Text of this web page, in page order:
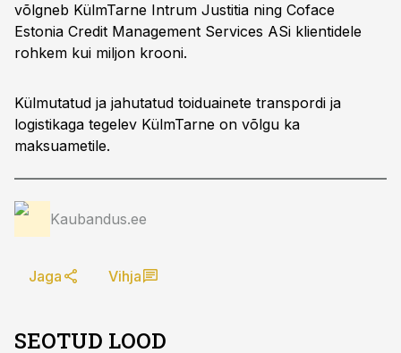
võlgneb KülmTarne Intrum Justitia ning Coface
Estonia Credit Management Services ASi klientidele
rohkem kui miljon krooni.
Külmutatud ja jahutatud toiduainete transpordi ja
logistikaga tegelev KülmTarne on võlgu ka
maksuametile.
Kaubandus.ee
Jaga Vihja
SEOTUD LOOD